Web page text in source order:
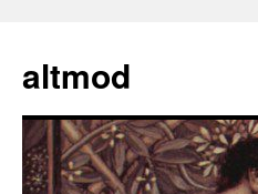
springen
altmod